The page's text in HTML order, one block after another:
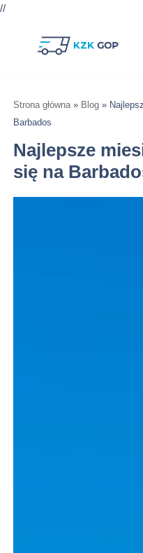
//
Przejdź
Strona główna » Blog »
Barbados
Najlepsze
się na